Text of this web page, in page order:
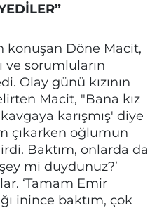
konuşan Döne Macit,
ve sorumluların
Olay günü kızının
Macit, "Bana kız
karışmış' diye
çıkarken oğlumun
Baktım, onlarda da
mi duydunuz?’
‘Tamam Emir
inince baktım, çok